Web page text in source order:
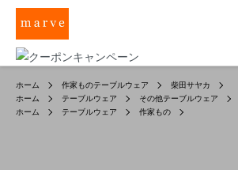
ホーム 作家ものテーブルウェア
柴田サヤカ
ホーム
テーブルウェア
その他テーブルウェア
ホーム
テーブルウェア 作家もの